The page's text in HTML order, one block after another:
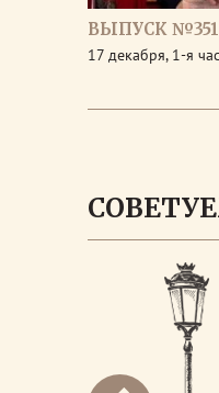
ВЫПУСК №351
17 декабря, 1-я